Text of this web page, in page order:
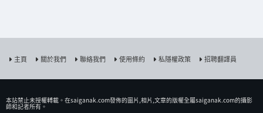
主頁 關於我們 聯絡我們 使用條約 私隱權政策 招聘翻譯員
本站禁止未授權𨍭載。在saiganak.com發佈的圖片,相片,文章的版權全屬saiganak.com的攝影
師和記者所有。